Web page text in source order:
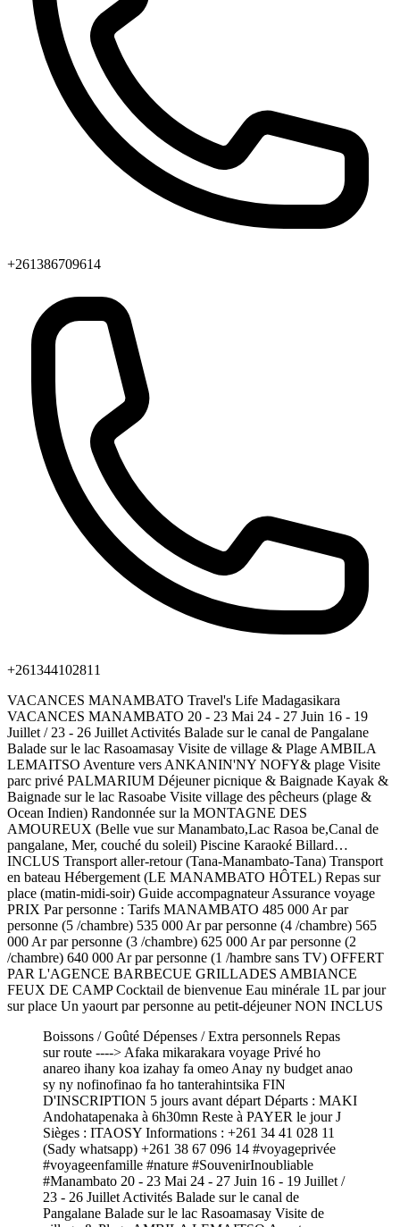
+261386709614
+261344102811
VACANCES MANAMBATO Travel's Life Madagasikara
VACANCES MANAMBATO 20 - 23 Mai 24 - 27 Juin 16 - 19
Juillet / 23 - 26 Juillet Activités Balade sur le canal de Pangalane
Balade sur le lac Rasoamasay Visite de village & Plage AMBILA
LEMAITSO Aventure vers ANKANIN'NY NOFY& plage Visite
parc privé PALMARIUM Déjeuner picnique & Baignade Kayak &
Baignade sur le lac Rasoabe Visite village des pêcheurs (plage &
Ocean Indien) Randonnée sur la MONTAGNE DES
AMOUREUX (Belle vue sur Manambato,Lac Rasoa be,Canal de
pangalane, Mer, couché du soleil) Piscine Karaoké Billard…
INCLUS Transport aller-retour (Tana-Manambato-Tana) Transport
en bateau Hébergement (LE MANAMBATO HÔTEL) Repas sur
place (matin-midi-soir) Guide accompagnateur Assurance voyage
PRIX Par personne : Tarifs MANAMBATO 485 000 Ar par
personne (5 /chambre) 535 000 Ar par personne (4 /chambre) 565
000 Ar par personne (3 /chambre) 625 000 Ar par personne (2
/chambre) 640 000 Ar par personne (1 /hambre sans TV) OFFERT
PAR L'AGENCE BARBECUE GRILLADES AMBIANCE
FEUX DE CAMP Cocktail de bienvenue Eau minérale 1L par jour
sur place Un yaourt par personne au petit-déjeuner NON INCLUS
Boissons / Goûté Dépenses / Extra personnels Repas
sur route ----> Afaka mikarakara voyage Privé ho
anareo ihany koa izahay fa omeo Anay ny budget anao
sy ny nofinofinao fa ho tanterahintsika FIN
D'INSCRIPTION 5 jours avant départ Départs : MAKI
Andohatapenaka à 6h30mn Reste à PAYER le jour J
Sièges : ITAOSY Informations : +261 34 41 028 11
(Sady whatsapp) +261 38 67 096 14 #voyageprivée
#voyageenfamille #nature #SouvenirInoubliable
#Manambato 20 - 23 Mai 24 - 27 Juin 16 - 19 Juillet /
23 - 26 Juillet Activités Balade sur le canal de
Pangalane Balade sur le lac Rasoamasay Visite de